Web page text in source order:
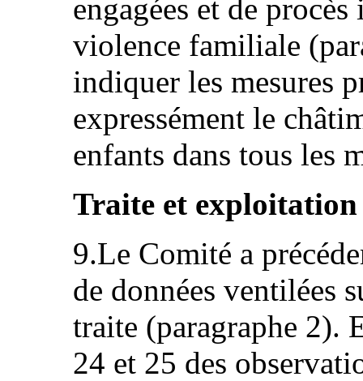
engagées et de
violence familiale
indiquer les mesures
expressément le
enfants dans tous les
Traite et
9.Le Comité a
de données ventilées
traite (paragraphe 2).
24 et 25 des